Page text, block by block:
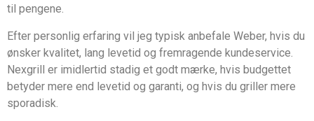
til pengene.
Efter personlig erfaring vil jeg typisk anbefale Weber, hvis du
ønsker kvalitet, lang levetid og fremragende kundeservice.
Nexgrill er imidlertid stadig et godt mærke, hvis budgettet
betyder mere end levetid og garanti, og hvis du griller mere
sporadisk.